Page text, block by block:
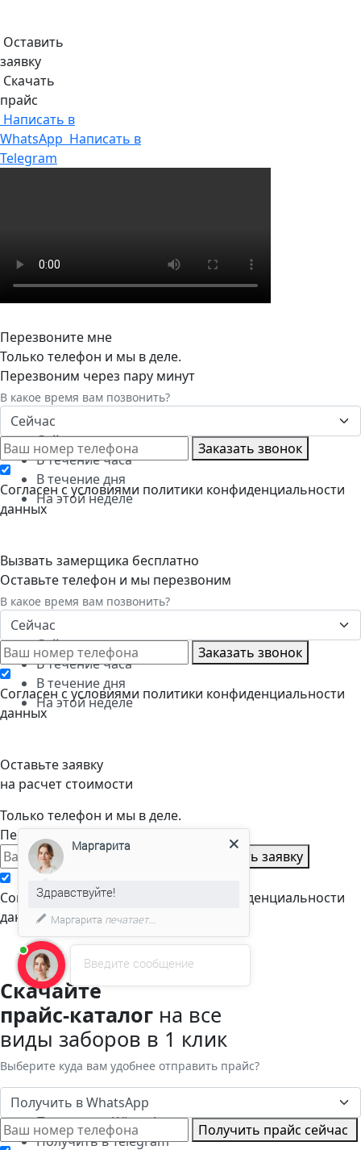
Оставить
заявку
Скачать
прайс
Написать в
WhatsApp Написать в
Telegram
Перезвоните мне
Только телефон и мы в деле.
Перезвоним через пару минут
В какое время вам позвонить?
Сейчас
Сейчас
В течение часа
В течение дня
На этой неделе
Заказать звонок
Cогласен с условиями политики конфиденциальности
данных
Вызвать замерщика бесплатно
Оставьте телефон и мы перезвоним
В какое время вам позвонить?
Сейчас
Сейчас
В течение часа
В течение дня
На этой неделе
Заказать звонок
Cогласен с условиями политики конфиденциальности
данных
Оставьте заявку
на расчет стоимости
Только телефон и мы в деле.
Перезвоним через пару минут
Оставить заявку
Cогласен с условиями
политики конфиденциальности
данных
Скачайте
прайс-каталог на все
виды заборов в 1 клик
Выберите куда вам удобнее отправить прайс?
Получить в WhatsApp
Получить в WhatsApp
Получить в Telegram
Получить прайс сейчас
Введите сообщение
Маргарита
Здравствуйте!
Маргарита печатает...